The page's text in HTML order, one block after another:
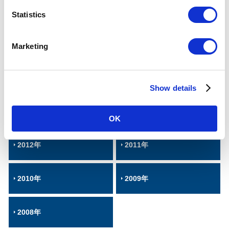
Statistics
Marketing
Show details
OK
2020年
2018年
2012年 2011年
2010年 2009年
2008年